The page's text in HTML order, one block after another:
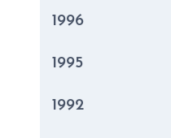
1996
1995
1992